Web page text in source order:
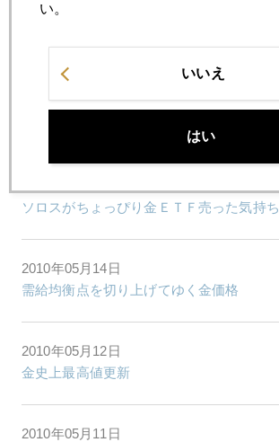
2010年05月20日
2010年05月19日
ソロスがちょっぴり金ＥＴＦ売った気持ち
2010年05月14日
需給均衡点を切り上げてゆく金価格
2010年05月12日
金史上最高値更新
2010年05月11日
い。
いいえ
はい